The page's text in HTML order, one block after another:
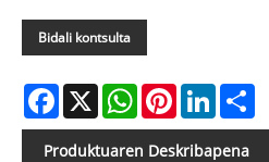
Bidali kontsulta
Facebook
X WhatsAppPinterestLinkedIn
Produktuaren Deskribapena